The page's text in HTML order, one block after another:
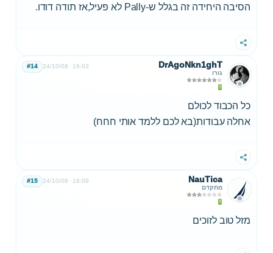
הסיבה היחידה זה בגלל ש-Pally לא פעיל,אז תודה דודו.
שתף
DrAgoNkn1ghT
גורו
24/10/08 16:03
#14
כל הכבוד לכולם
אחלה עבודות(בא לכם ללמד אותי חחח)
שתף
NauTica
מתקדם
24/10/08 18:09
#15
מזל טוב לזוכים